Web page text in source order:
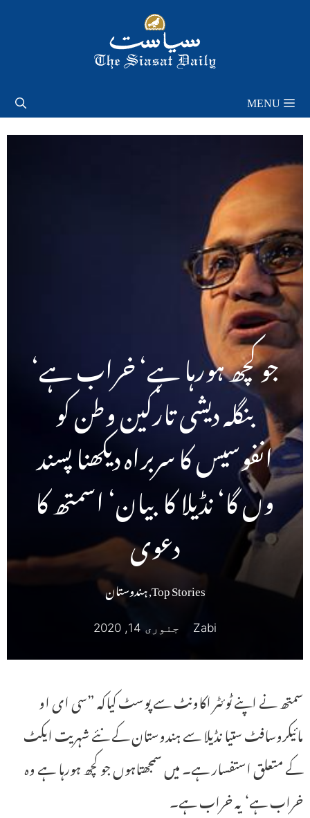
MENU
جو کچھ ہورہا ہے‘ خراب ہے‘
بنگلہ دیشی تارکین وطن کو
انفوسیس کا سربراہ دیکھنا پسند
وں گا‘ نڈیلا کا بیان‘ اسمتھ کا
دعوی
Top Stories
,ہندوستان
Zabi جنوری 14, 2020
سمتھ نے اپنے ٹوئٹر اکاونٹ سے پوسٹ کیاکہ ”سی ای او
مائیکروسافٹ ستیا نڈیلا سے ہندوستان کے نئے شہریت ایکٹ
کے متعلق استفسار ہے۔ میں سمجھتاہوں جو کچھ ہورہا ہے وہ
خراب ہے‘ یہ خراب ہے۔